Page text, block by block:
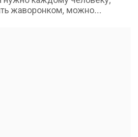
жаворонком, можно...